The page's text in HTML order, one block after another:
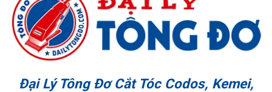
Đại Lý Tông Đơ Cắt Tóc Codos, Kemei,